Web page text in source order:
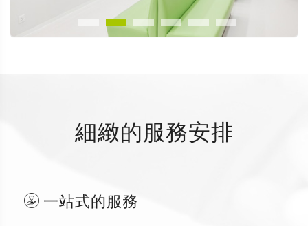
細緻的服務安排
一站式的服務